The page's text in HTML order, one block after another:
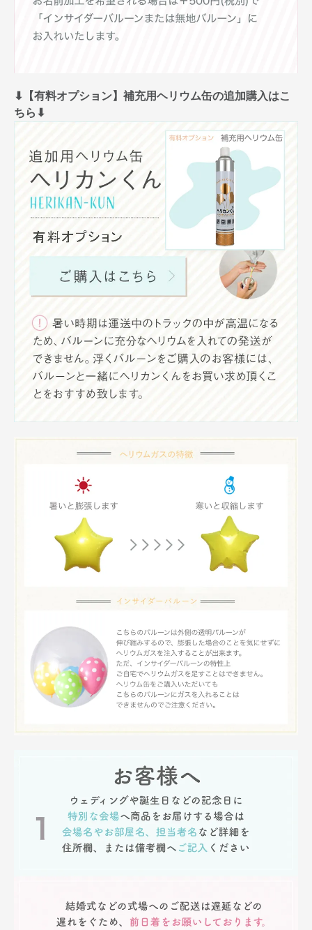
⬇︎【有料オプション】補充用ヘリウム缶の追加購入はこ
ちら⬇︎